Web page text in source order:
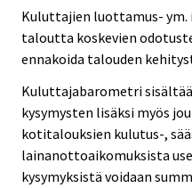
Kuluttajien luottamus- ym.
taloutta koskevien
ennakoida talouden
Kuluttajabarometri
kysymysten lisäksi myös
kotitalouksien kulutus-,
lainanottoaikomuksista
kysymyksistä voidaan